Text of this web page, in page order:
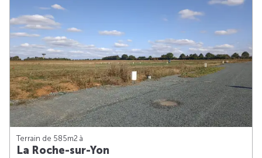
Terrain de 585m2 à
La Roche-sur-Yon